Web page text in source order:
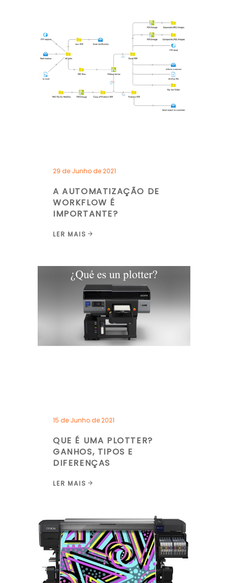
29 de Junho de 2021
A AUTOMATIZAÇÃO DE
WORKFLOW É
IMPORTANTE?
LER MAIS
15 de Junho de 2021
QUE É UMA PLOTTER?
GANHOS, TIPOS E
DIFERENÇAS
LER MAIS